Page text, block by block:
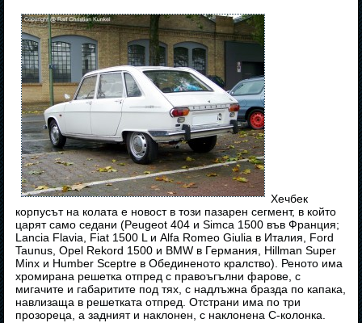
Хечбек
корпусът на колата е новост в този пазарен сегмент, в който
царят само седани (Peugeot 404 и Simca 1500 във Франция;
Lancia Flavia, Fiat 1500 L и Alfa Romeo Giulia в Италия, Ford
Taunus, Opel Rekord 1500 и BMW в Германия, Hillman Super
Minx и Humber Sceptre в Обединеното кралство). Реното има
хромирана решетка отпред с правоъгълни фарове, с
мигачите и габаритите под тях, с надлъжна бразда по капака,
навлизаща в решетката отпред. Отстрани има по три
прозореца, а задният и наклонен, с наклонена С-колонка.